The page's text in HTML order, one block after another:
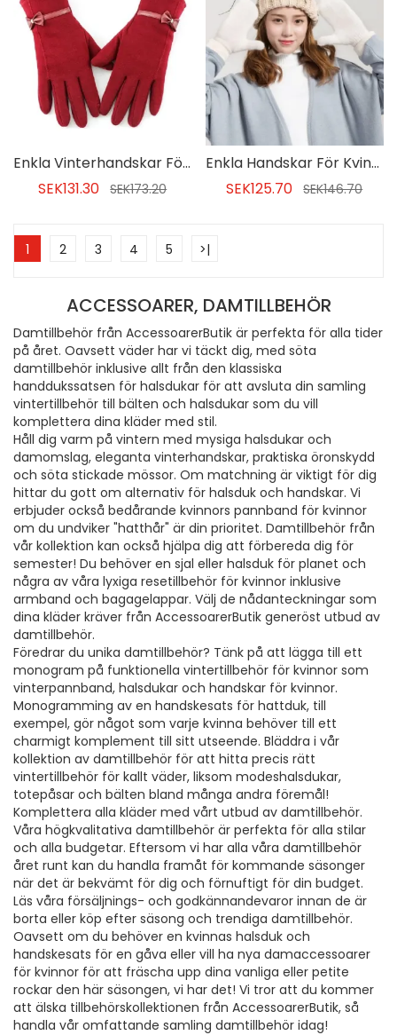
Enkla Vinterhandskar För Bowknot
SEK131.30
SEK173.20
Enkla Handskar För Kvinnor
SEK125.70
SEK146.70
1 2 3 4 5 >|
ACCESSOARER, DAMTILLBEHÖR
Damtillbehör från AccessoarerButik är perfekta för alla tider
på året. Oavsett väder har vi täckt dig, med söta
damtillbehör inklusive allt från den klassiska
handdukssatsen för halsdukar för att avsluta din samling
vintertillbehör till bälten och halsdukar som du vill
komplettera dina kläder med stil.
Håll dig varm på vintern med mysiga halsdukar och
damomslag, eleganta vinterhandskar, praktiska öronskydd
och söta stickade mössor. Om matchning är viktigt för dig
hittar du gott om alternativ för halsduk och handskar. Vi
erbjuder också bedårande kvinnors pannband för kvinnor
om du undviker "hatthår" är din prioritet. Damtillbehör från
vår kollektion kan också hjälpa dig att förbereda dig för
semester! Du behöver en sjal eller halsduk för planet och
några av våra lyxiga resetillbehör för kvinnor inklusive
armband och bagagelappar. Välj de nådanteckningar som
dina kläder kräver från AccessoarerButik generöst utbud av
damtillbehör.
Föredrar du unika damtillbehör? Tänk på att lägga till ett
monogram på funktionella vintertillbehör för kvinnor som
vinterpannband, halsdukar och handskar för kvinnor.
Monogramming av en handskesats för hattduk, till
exempel, gör något som varje kvinna behöver till ett
charmigt komplement till sitt utseende. Bläddra i vår
kollektion av damtillbehör för att hitta precis rätt
vintertillbehör för kallt väder, liksom modeshalsdukar,
totepåsar och bälten bland många andra föremål!
Komplettera alla kläder med vårt utbud av damtillbehör.
Våra högkvalitativa damtillbehör är perfekta för alla stilar
och alla budgetar. Eftersom vi har alla våra damtillbehör
året runt kan du handla framåt för kommande säsonger
när det är bekvämt för dig och förnuftigt för din budget.
Läs våra försäljnings- och godkännandevaror innan de är
borta eller köp efter säsong och trendiga damtillbehör.
Oavsett om du behöver en kvinnas halsduk och
handskesats för en gåva eller vill ha nya damaccessoarer
för kvinnor för att fräscha upp dina vanliga eller petite
rockar den här säsongen, vi har det! Vi tror att du kommer
att älska tillbehörskollektionen från AccessoarerButik, så
handla vår omfattande samling damtillbehör idag!